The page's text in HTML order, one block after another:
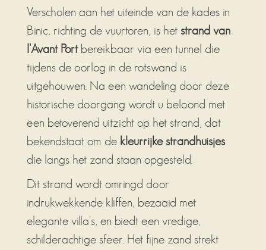
Verscholen aan het uiteinde van de kades in
Binic, richting de vuurtoren, is het strand van
l'Avant Portbereikbaar via een tunnel die
tijdens de oorlog in de rotswand is
uitgehouwen. Na een wandeling door deze
historische doorgang wordt u beloond met
een betoverend uitzicht op het strand, dat
bekendstaat om de kleurrijke strandhuisjes
die langs het zand staan opgesteld.
Dit strand wordt omringd door
indrukwekkende kliffen, bezaaid met
elegante villa's, en biedt een vredige,
schilderachtige sfeer. Het fijne zand strekt